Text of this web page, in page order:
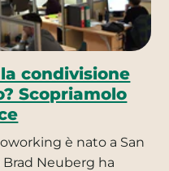
condivisione
Scopriamolo
è nato a San
Neuberg ha